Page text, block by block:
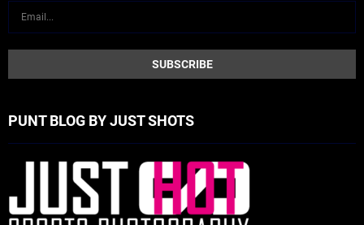
PUNT BLOG BY JUST SHOTS